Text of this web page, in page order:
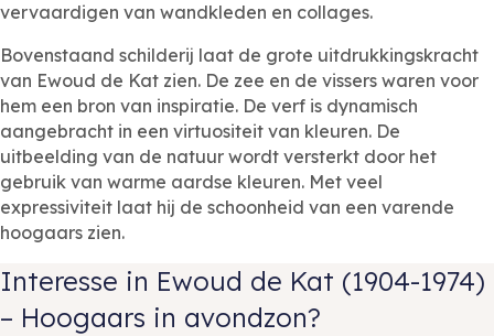
vervaardigen van wandkleden en collages.
Bovenstaand schilderij laat de grote uitdrukkingskracht
van Ewoud de Kat zien. De zee en de vissers waren voor
hem een bron van inspiratie. De verf is dynamisch
aangebracht in een virtuositeit van kleuren. De
uitbeelding van de natuur wordt versterkt door het
gebruik van warme aardse kleuren. Met veel
expressiviteit laat hij de schoonheid van een varende
hoogaars zien.
Interesse in Ewoud de Kat (1904-1974)
– Hoogaars in avondzon?